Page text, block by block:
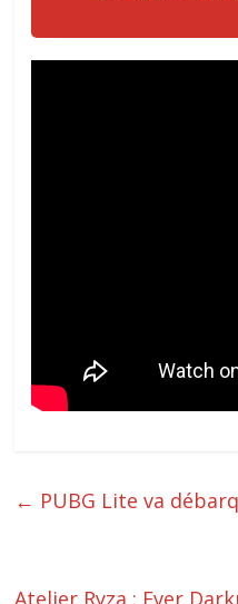
← PUBG Lite va
Atelier Ryza : Ever